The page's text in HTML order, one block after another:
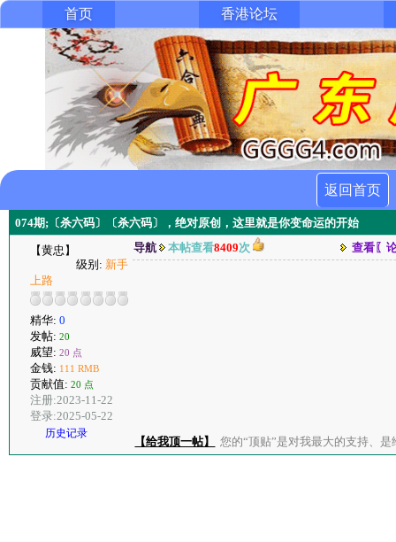
首页 香港论坛
返回首页
074期;〔杀六码〕〔杀六码〕，绝对原创，这里就是你变命运的开始
【黄忠】
级别: 新手
上路
精华: 0
发帖: 20
威望: 20 点
金钱: 111 RMB
贡献值: 20 点
注册:2023-11-22
登录:2025-05-22
历史记录
导航 本帖查看8409次 查看〖
【给我顶一帖】 您的“顶贴”是对我最大的支持、